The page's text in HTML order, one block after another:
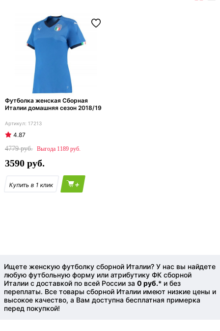
Футболка женская Сборная
Италии домашняя сезон 2018/19
17213
4.87
4779
1189
3590
+
Ищете женскую футболку сборной Италии? У нас вы найдете
любую футбольную форму или атрибутику ФК сборной
Италии с доставкой по всей России за 0 руб.* и без
переплаты. Все товары сборной Италии имеют низкие цены и
высокое качество, а Вам доступна бесплатная примерка
перед покупкой!